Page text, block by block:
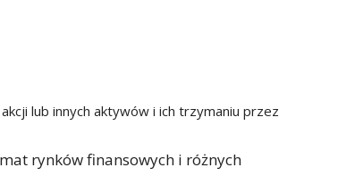
lub innych aktywów i ich trzymaniu przez
rynków finansowych i różnych